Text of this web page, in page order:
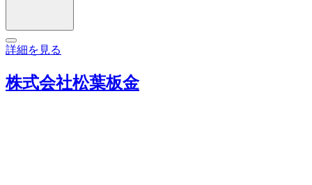
詳細を見る
株式会社松葉板金